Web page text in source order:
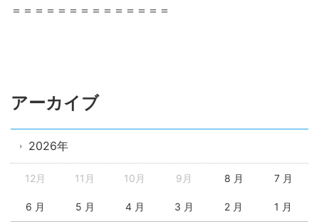
＝＝＝＝＝＝＝＝＝＝＝＝＝＝
アーカイブ
2026年
12月 11月 10月 9月 8 月 7 月
6 月 5 月 4 月 3 月 2 月 1 月